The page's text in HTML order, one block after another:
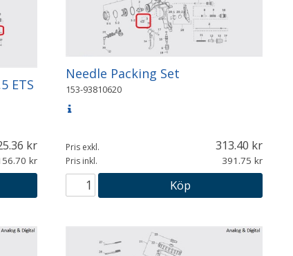
ETS
Needle Packing Set
153-93810620
Pris exkl. 313.40
Pris inkl. 391.75
Köp